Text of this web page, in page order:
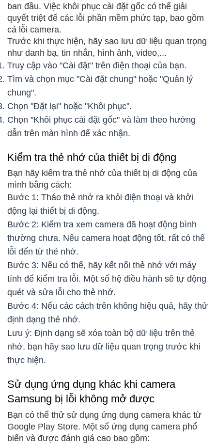
ban đầu. Việc khôi phục cài đặt gốc có thể giải
quyết triệt để các lỗi phần mềm phức tạp, bao gồm
cả lỗi camera.
Trước khi thực hiện, hãy sao lưu dữ liệu quan trọng
như danh bạ, tin nhắn, hình ảnh, video,...
Truy cập vào "Cài đặt" trên điện thoại của bạn.
Tìm và chọn mục "Cài đặt chung" hoặc "Quản lý
chung".
Chọn "Đặt lại" hoặc "Khôi phục".
Chọn "Khôi phục cài đặt gốc" và làm theo hướng
dẫn trên màn hình để xác nhận.
Kiểm tra thẻ nhớ của thiết bị di động
Bạn hãy kiểm tra thẻ nhớ của thiết bị di động của
mình bằng cách:
Bước 1: Tháo thẻ nhớ ra khỏi điện thoại và khởi
động lại thiết bị di động.
Bước 2: Kiểm tra xem camera đã hoạt động bình
thường chưa. Nếu camera hoạt động tốt, rất có thể
lỗi đến từ thẻ nhớ.
Bước 3: Nếu có thể, hãy kết nối thẻ nhớ với máy
tính để kiểm tra lỗi. Một số hệ điều hành sẽ tự động
quét và sửa lỗi cho thẻ nhớ.
Bước 4: Nếu các cách trên không hiệu quả, hãy thử
định dạng thẻ nhớ.
Lưu ý: Định dạng sẽ xóa toàn bộ dữ liệu trên thẻ
nhớ, bạn hãy sao lưu dữ liệu quan trọng trước khi
thực hiện.
Sử dụng ứng dụng khác khi camera
Samsung bị lỗi không mở được
Bạn có thể thử sử dụng ứng dụng camera khác từ
Google Play Store. Một số ứng dụng camera phổ
biến và được đánh giá cao bao gồm: